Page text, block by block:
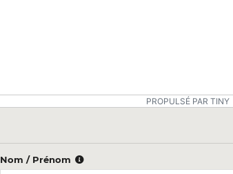
PROPULSÉ PAR TINY
Nom / Prénom